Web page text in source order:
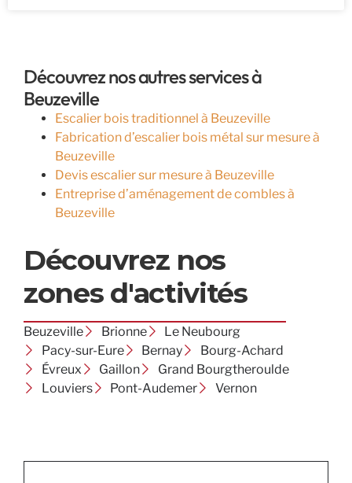
Découvrez nos autres services à
Beuzeville
Escalier bois traditionnel à Beuzeville
Fabrication d’escalier bois métal sur mesure à
Beuzeville
Devis escalier sur mesure à Beuzeville
Entreprise d’aménagement de combles à
Beuzeville
Découvrez nos
zones d'activités
Beuzeville Brionne
Le Neubourg
Pacy-sur-Eure
Bernay
Bourg-Achard
Évreux
Gaillon
Grand Bourgtheroulde
Louviers
Pont-Audemer Vernon